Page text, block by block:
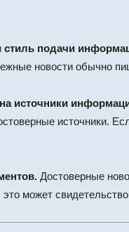
стиль подачи
новости обычно
источники
источники.
Достоверные
может